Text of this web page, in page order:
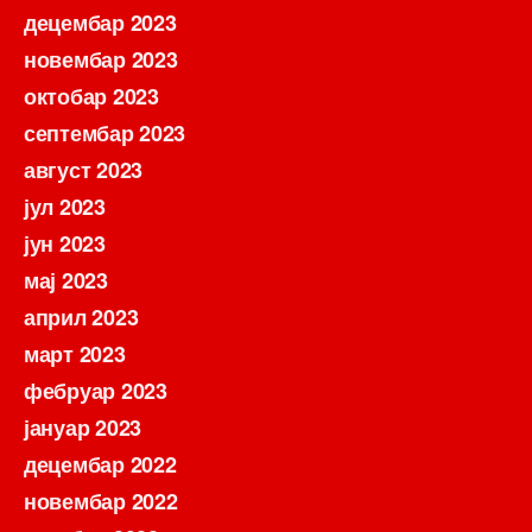
децембар 2023
новембар 2023
октобар 2023
септембар 2023
август 2023
јул 2023
јун 2023
мај 2023
април 2023
март 2023
фебруар 2023
јануар 2023
децембар 2022
новембар 2022